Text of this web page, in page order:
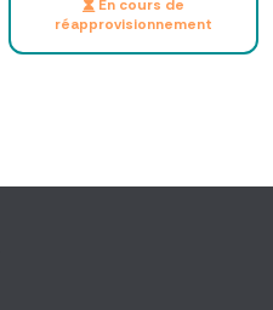
En cours de
réapprovisionnement